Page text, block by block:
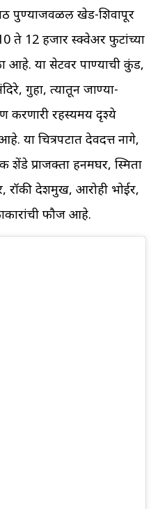
पुण्याजवळील खेड-शिवापूर
ते 12 हजार स्क्वेअर फुटांच्या
आहे. या सेटवर पाण्याची कुंड,
गुहा, त्यातून जाण्या-
करणारी रहस्यमय दृश्ये
या चित्रपटात देवदत्त नागे,
प्राजक्ता हनमघर, स्मिता
देशमुख, आरोही भोईर,
फौज आहे.